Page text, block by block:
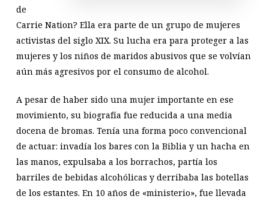
de
Carrie Nation? Ella era parte de un grupo de mujeres
activistas del siglo XIX. Su lucha era para proteger a las
mujeres y los niños de maridos abusivos que se volvían
aún más agresivos por el consumo de alcohol.
A pesar de haber sido una mujer importante en ese
movimiento, su biografía fue reducida a una media
docena de bromas. Tenía una forma poco convencional
de actuar: invadía los bares con la Biblia y un hacha en
las manos, expulsaba a los borrachos, partía los
barriles de bebidas alcohólicas y derribaba las botellas
de los estantes. En 10 años de «ministerio», fue llevada